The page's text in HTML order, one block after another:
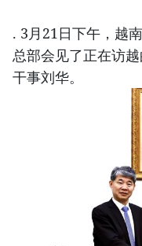
. 3月21日下午，越
总部会见了正在访
干事刘华。